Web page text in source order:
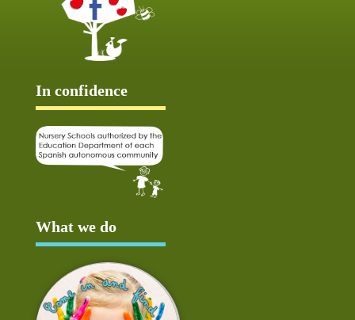
In confidence
What we do